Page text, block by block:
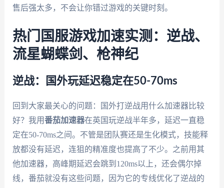
售后强太多，不会让你错过游戏的关键时刻。
热门国服游戏加速实测：逆战、
流星蝴蝶剑、枪神纪
逆战：国外玩延迟稳定在50-70ms
回到大家最关心的问题：国外打逆战用什么加速器比较
好？我用番茄加速器在英国玩逆战半年多，延迟一直稳
定在50-70ms之间。不管是团队赛还是生化模式，技能释
放都没有延迟，连狙的精准度也提高了不少。之前用其
他加速器，高峰期延迟会跳到120ms以上，还会偶尔掉
线，番茄就没有这些问题，因为它的专线优化了逆战的